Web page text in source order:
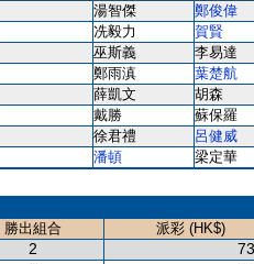
湯智傑 鄭俊偉
冼毅力 賀賢
巫斯義 李易達
鄭雨滇 葉楚航
薛凱文 胡森
戴勝 蘇保羅
徐君禮 呂健威
潘頓
梁定華
勝出組合
派彩 (HK$)
2